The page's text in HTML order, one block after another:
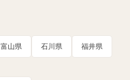
富山県 石川県 福井県